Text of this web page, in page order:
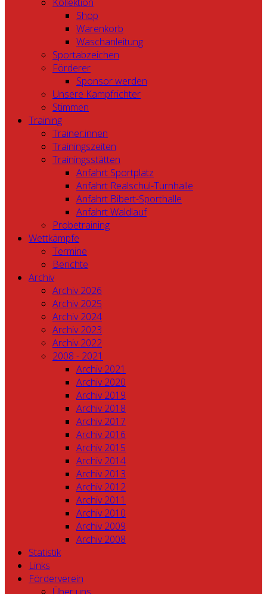
Shop
Warenkorb
Waschanleitung
Sportabzeichen
Förderer
Sponsor werden
Unsere Kampfrichter
Stimmen
Training
Trainer:innen
Trainingszeiten
Trainingsstätten
Anfahrt Sportplatz
Anfahrt Realschul-Turnhalle
Anfahrt Bibert-Sporthalle
Anfahrt Waldlauf
Probetraining
Wettkämpfe
Termine
Berichte
Archiv
Archiv 2026
Archiv 2025
Archiv 2024
Archiv 2023
Archiv 2022
2008 - 2021
Archiv 2021
Archiv 2020
Archiv 2019
Archiv 2018
Archiv 2017
Archiv 2016
Archiv 2015
Archiv 2014
Archiv 2013
Archiv 2012
Archiv 2011
Archiv 2010
Archiv 2009
Archiv 2008
Statistik
Links
Förderverein